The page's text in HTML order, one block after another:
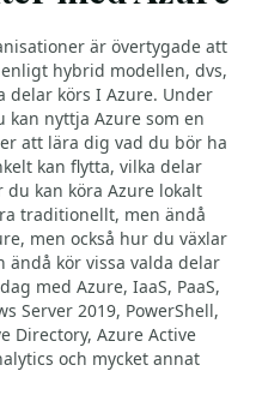
är övertygade att
hybrid modellen, dvs,
delar körs I Azure. Under
nyttja Azure som en
att lära dig vad du bör ha
kan flytta, vilka delar
kan köra Azure lokalt
traditionellt, men ändå
men också hur du växlar
kör vissa valda delar
med Azure, IaaS, PaaS,
Server 2019, PowerShell,
Directory, Azure Active
och mycket annat